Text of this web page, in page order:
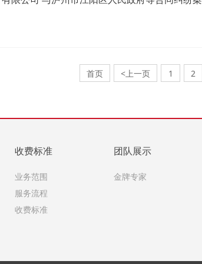
首页 <上一页 1 2
收费标准
业务范围
服务流程
收费标准
团队展示
金牌专家